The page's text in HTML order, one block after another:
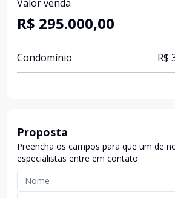
Valor venda
R$ 295.000,00
Condomínio R$
Proposta
Preencha os campos para que um de
especialistas entre em contato